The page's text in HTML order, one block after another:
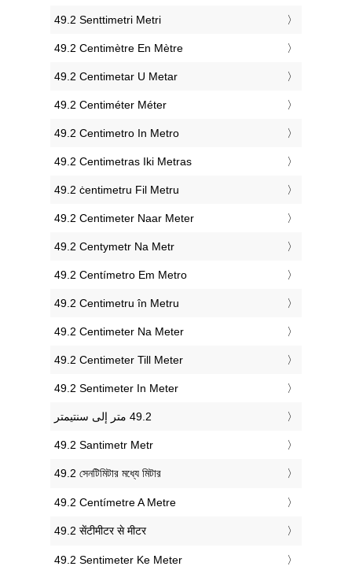
‎49.2 Senttimetri Metri
‎49.2 Centimètre En Mètre
‎49.2 Centimetar U Metar
‎49.2 Centiméter Méter
‎49.2 Centimetro In Metro
‎49.2 Centimetras Iki Metras
‎49.2 ċentimetru Fil Metru
‎49.2 Centimeter Naar Meter
‎49.2 Centymetr Na Metr
‎49.2 Centímetro Em Metro
‎49.2 Centimetru în Metru
‎49.2 Centimeter Na Meter
‎49.2 Centimeter Till Meter
‎49.2 Sentimeter In Meter
‎49.2 Santimetr Metr
‎49.2 সেনটিমিটার মধ্যে মিটার
‎49.2 Centímetre A Metre
‎49.2 सेंटीमीटर से मीटर
‎49.2 Sentimeter Ke Meter